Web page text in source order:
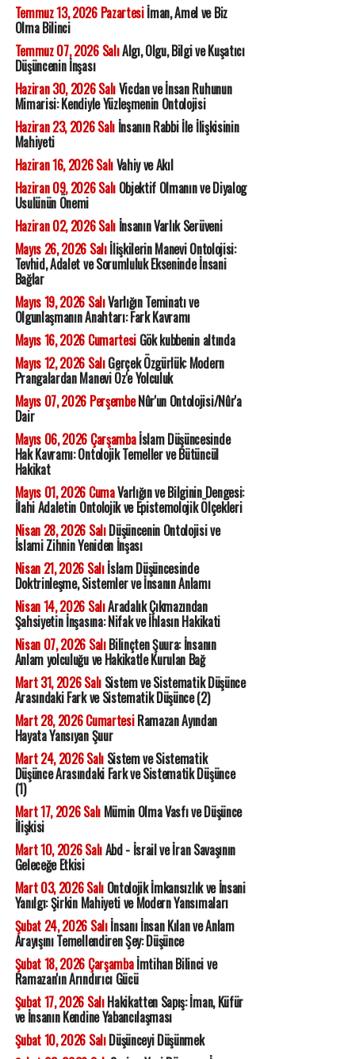
Temmuz 13, 2026 Pazartesiİman, Amel ve Biz
Olma Bilinci
Temmuz 07, 2026 SalıAlgı, Olgu, Bilgi ve Kuşatıcı
Düşüncenin İnşası
Haziran 30, 2026 SalıVicdan ve İnsan Ruhunun
Mimarisi: Kendiyle Yüzleşmenin Ontolojisi
Haziran 23, 2026 Salıİnsanın Rabbi İle İlişkisinin
Mahiyeti
Haziran 16, 2026 SalıVahiy ve Akıl
Haziran 09, 2026 SalıObjektif Olmanın ve Diyalog
Usulünün Önemi
Haziran 02, 2026 Salıİnsanın Varlık Serüveni
Mayıs 26, 2026 Salıİlişkilerin Manevi Ontolojisi:
Tevhid, Adalet ve Sorumluluk Ekseninde İnsani
Bağlar
Mayıs 19, 2026 SalıVarlığın Teminatı ve
Olgunlaşmanın Anahtarı: Fark Kavramı
Mayıs 16, 2026 CumartesiGök kubbenin altında
Mayıs 12, 2026 SalıGerçek Özgürlük: Modern
Prangalardan Manevi Öz'e Yolculuk
Mayıs 07, 2026 PerşembeNûr'un Ontolojisi/Nûr'a
Dair
Mayıs 06, 2026 Çarşambaİslam Düşüncesinde
Hak Kavramı: Ontolojik Temeller ve Bütüncül
Hakikat
Mayıs 01, 2026 CumaVarlığın ve Bilginin Dengesi:
İlahi Adaletin Ontolojik ve Epistemolojik Ölçekleri
Nisan 28, 2026 SalıDüşüncenin Ontolojisi ve
İslami Zihnin Yeniden İnşası
Nisan 21, 2026 Salıİslam Düşüncesinde
Doktrinleşme, Sistemler ve İnsanın Anlamı
Nisan 14, 2026 SalıAradalık Çıkmazından
Şahsiyetin İnşasına: Nifak ve İhlasın Hakikati
Nisan 07, 2026 SalıBilinçten Şuura: İnsanın
Anlam yolculuğu ve Hakikatle Kurulan Bağ
Mart 31, 2026 SalıSistem ve Sistematik Düşünce
Arasındaki Fark ve Sistematik Düşünce (2)
Mart 28, 2026 CumartesiRamazan Ayından
Hayata Yansıyan Şuur
Mart 24, 2026 SalıSistem ve Sistematik
Düşünce Arasındaki Fark ve Sistematik Düşünce
(1)
Mart 17, 2026 SalıMümin Olma Vasfı ve Düşünce
İlişkisi
Mart 10, 2026 SalıAbd - İsrail ve İran Savaşının
Geleceğe Etkisi
Mart 03, 2026 SalıOntolojik İmkansızlık ve İnsani
Yanılgı: Şirkin Mahiyeti ve Modern Yansımaları
Şubat 24, 2026 Salıİnsanı İnsan Kılan ve Anlam
Arayışını Temellendiren Şey: Düşünce
Şubat 18, 2026 Çarşambaİmtihan Bilinci ve
Ramazan'ın Arındırıcı Gücü
Şubat 17, 2026 SalıHakikatten Sapış: İman, Küfür
ve İnsanın Kendine Yabancılaşması
Şubat 10, 2026 SalıDüşünceyi Düşünmek